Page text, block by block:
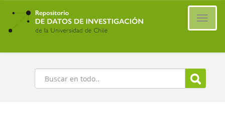
Ir
contenido
principal
Buscar